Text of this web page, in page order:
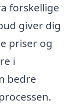
forskellige
giver dig
priser og
i
bedre